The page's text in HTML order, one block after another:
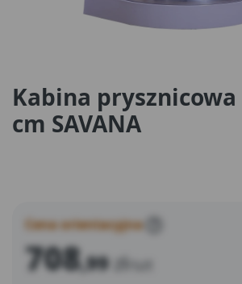
Kabina prysznicowa
cm SAVANA
Cena orientacyjna
708,99 zł